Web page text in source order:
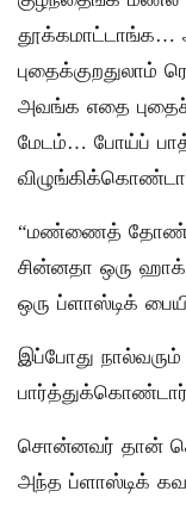
அவங்க எதை
மேடம்… போய்ப்
“மண்ணைத் தோண்டி
சின்னதா ஒரு
ஒரு ப்ளாஸ்டிக்
இப்போது
சொன்னவர் தான்
அந்த ப்ளாஸ்டிக்